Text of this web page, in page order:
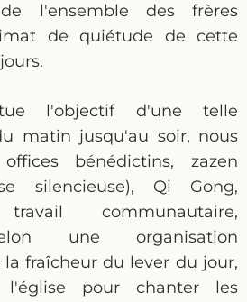
l'ensemble des frères
de quiétude de cette
l'objectif d'une telle
matin jusqu'au soir, nous
bénédictins, zazen
silencieuse), Qi Gong,
travail communautaire,
une organisation
fraîcheur du lever du jour,
l'église pour chanter les